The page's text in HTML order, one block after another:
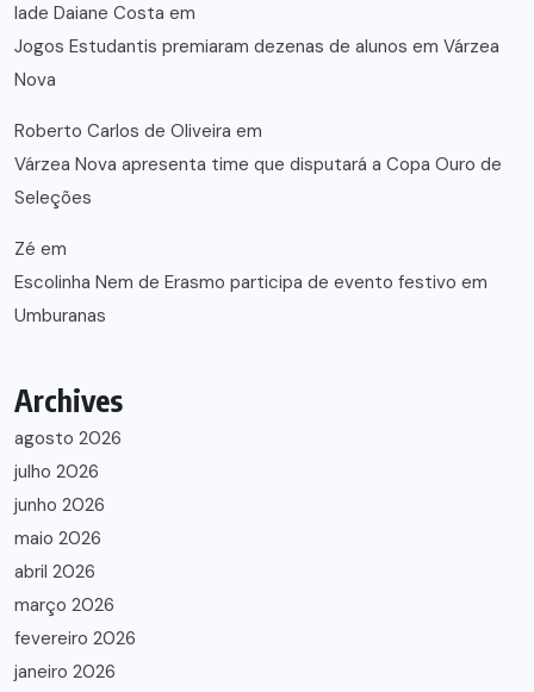
lade Daiane Costa em
Jogos Estudantis premiaram dezenas de alunos em Várzea
Nova
Roberto Carlos de Oliveira em
Várzea Nova apresenta time que disputará a Copa Ouro de
Seleções
Zé em
Escolinha Nem de Erasmo participa de evento festivo em
Umburanas
Archives
agosto 2026
julho 2026
junho 2026
maio 2026
abril 2026
março 2026
fevereiro 2026
janeiro 2026